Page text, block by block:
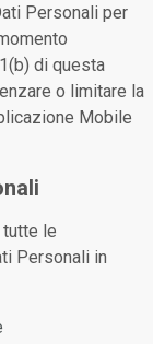
Personali per
di questa
o limitare la
Mobile
le
Personali in